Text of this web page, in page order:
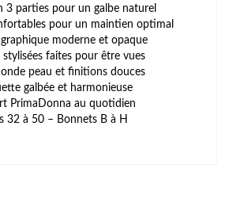
3 parties pour un galbe naturel
pour un maintien optimal
moderne et opaque
stylisées faites pour être vues
peau et finitions douces
galbée et harmonieuse
PrimaDonna au quotidien
32 à 50 – Bonnets B à H